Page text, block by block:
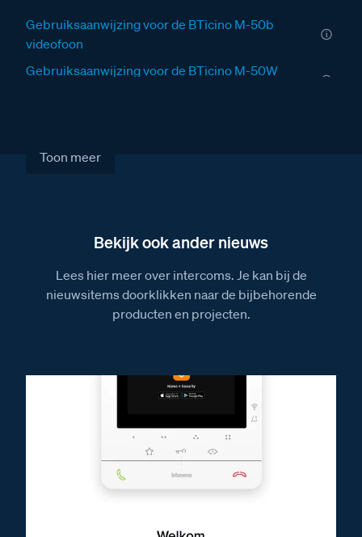
Gebruiksaanwijzing voor de BTicino M-50b
videofoon
Gebruiksaanwijzing voor de BTicino M-50W
Installatiewijzers
Installatiewijzer tweedraads systeem video
Installatiewijzer Serie 140V deurstation
Installatiewijzer KNOOP
Installatiewijzer E-67 voeding
Afmetingen van het Serie 140V deurstation
Toon meer
Bekijk ook ander nieuws
Lees hier meer over intercoms. Je kan bij de
nieuwsitems doorklikken naar de bijbehorende
producten en projecten.